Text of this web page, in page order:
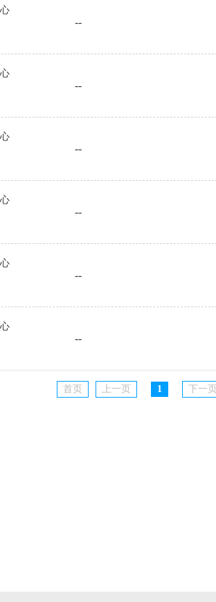
--
--
--
--
--
--
首页 上一页 1 下一页